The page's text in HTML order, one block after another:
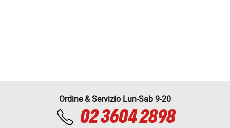
Ordine & Servizio Lun-Sab 9-20
02 3604 2898